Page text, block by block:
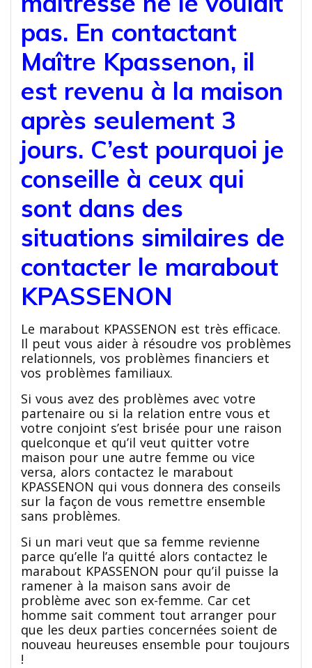
pas. En contactant
Maître Kpassenon, il
est revenu à la maison
après seulement 3
jours. C’est pourquoi je
conseille à ceux qui
sont dans des
situations similaires de
contacter le marabout
KPASSENON
Le marabout KPASSENON est très efficace.
Il peut vous aider à résoudre vos problèmes
relationnels, vos problèmes financiers et
vos problèmes familiaux.
Si vous avez des problèmes avec votre
partenaire ou si la relation entre vous et
votre conjoint s’est brisée pour une raison
quelconque et qu’il veut quitter votre
maison pour une autre femme ou vice
versa, alors contactez le marabout
KPASSENON qui vous donnera des conseils
sur la façon de vous remettre ensemble
sans problèmes.
Si un mari veut que sa femme revienne
parce qu’elle l’a quitté alors contactez le
marabout KPASSENON pour qu’il puisse la
ramener à la maison sans avoir de
problème avec son ex-femme. Car cet
homme sait comment tout arranger pour
que les deux parties concernées soient de
nouveau heureuses ensemble pour toujours
!